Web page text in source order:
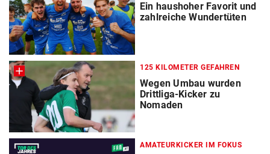
Ein haushoher Favorit und
zahlreiche Wundertüten
125 KILOMETER GEFAHREN
Wegen Umbau wurden
Drittliga-Kicker zu
Nomaden
AMATEURKICKER IM FOKUS